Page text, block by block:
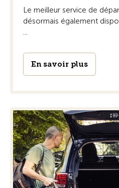
Le meilleur service de
désormais également
...
En savoir plus